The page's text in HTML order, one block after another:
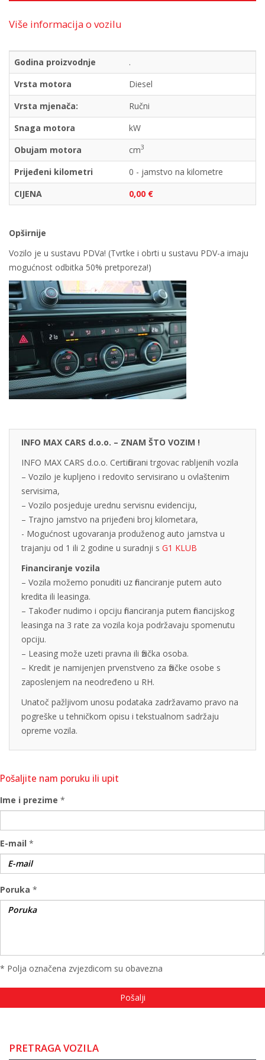
Više informacija o vozilu
Godina proizvodnje
.
Vrsta motora
Diesel
Vrsta mjenača:
Ručni
Snaga motora
kW
Obujam motora
cm3
Prijeđeni kilometri
0 - jamstvo na kilometre
CIJENA
0,00 €
Opširnije
Vozilo je u sustavu PDVa! (Tvrtke i obrti u sustavu PDV-a imaju
mogućnost odbitka 50% pretporeza!)
INFO MAX CARS d.o.o. – ZNAM ŠTO VOZIM !
INFO MAX CARS d.o.o. Certificirani trgovac rabljenih vozila
– Vozilo je kupljeno i redovito servisirano u ovlaštenim
servisima,
– Vozilo posjeduje urednu servisnu evidenciju,
– Trajno jamstvo na prijeđeni broj kilometara,
- Mogućnost ugovaranja produženog auto jamstva u
trajanju od 1 ili 2 godine u suradnji s G1 KLUB
Financiranje vozila
– Vozila možemo ponuditi uz financiranje putem auto
kredita ili leasinga.
– Također nudimo i opciju financiranja putem financijskog
leasinga na 3 rate za vozila koja podržavaju spomenutu
opciju.
– Leasing može uzeti pravna ili fizička osoba.
– Kredit je namijenjen prvenstveno za fizičke osobe s
zaposlenjem na neodređeno u RH.
Unatoč pažljivom unosu podataka zadržavamo pravo na
pogreške u tehničkom opisu i tekstualnom sadržaju
opreme vozila.
Pošaljite nam poruku ili upit
Ime i prezime *
E-mail *
Poruka *
* Polja označena zvjezdicom su obavezna
PRETRAGA VOZILA